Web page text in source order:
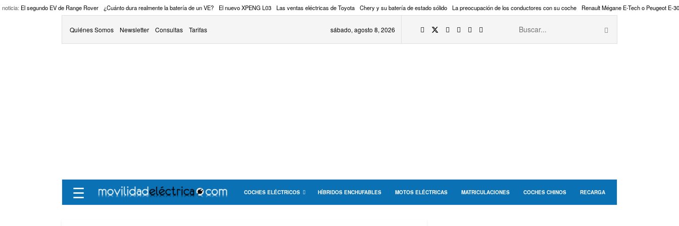
noticia: El segundo EV de Range Rover ¿Cuánto dura realmente la batería de un VE? El nuevo XPENG L03 Las ventas eléctricas de Toyota Chery y su batería de estado sólido La preocupación de los conductores con su coche Renault Mégane E-Tech o Peugeot E-
Quiénes Somos Newsletter Consultas Tarifas sábado, agosto 8, 2026
☰ COCHES ELÉCTRICOS HÍBRIDOS ENCHUFABLES MOTOS ELÉCTRICAS MATRICULACIONES COCHES CHINOS RECARGA